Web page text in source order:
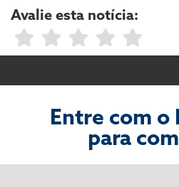
Avalie esta notícia:
Entre com o
para